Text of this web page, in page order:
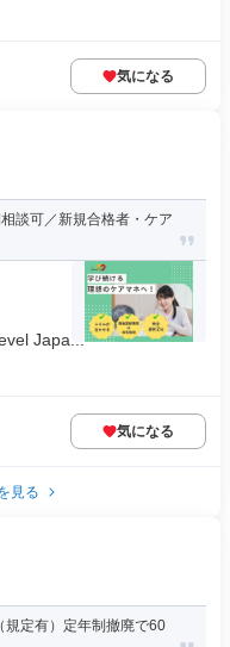
気になる
談可／新規合格者・ケア
Japa...
気になる
見る
規定有）定年制撤廃で60